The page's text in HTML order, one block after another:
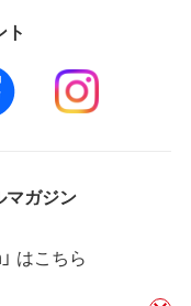
ト
マガジン
はこちら